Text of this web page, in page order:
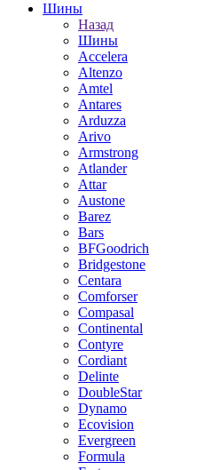
Шины
Назад
Шины
Accelera
Altenzo
Amtel
Antares
Arduzza
Arivo
Armstrong
Atlander
Attar
Austone
Barez
Bars
BFGoodrich
Bridgestone
Centara
Comforser
Compasal
Continental
Contyre
Cordiant
Delinte
DoubleStar
Dynamo
Ecovision
Evergreen
Formula